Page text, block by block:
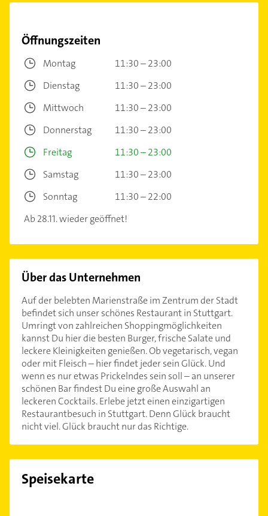
Öffnungszeiten
Montag
11:30 – 23:00
Dienstag
11:30 – 23:00
Mittwoch
11:30 – 23:00
Donnerstag
11:30 – 23:00
Freitag
11:30 – 23:00
Samstag
11:30 – 23:00
Sonntag
11:30 – 22:00
Ab 28.11. wieder geöffnet!
Über das Unternehmen
Auf der belebten Marienstraße im Zentrum der Stadt
befindet sich unser schönes Restaurant in Stuttgart.
Umringt von zahlreichen Shoppingmöglichkeiten
kannst Du hier die besten Burger, frische Salate und
leckere Kleinigkeiten genießen. Ob vegetarisch, vegan
oder mit Fleisch – hier findet jeder sein Glück. Und
wenn es nur etwas Prickelndes sein soll – an unserer
schönen Bar findest Du eine große Auswahl an
leckeren Cocktails. Erlebe jetzt einen einzigartigen
Restaurantbesuch in Stuttgart. Denn Glück braucht
nicht viel. Glück braucht nur das Richtige.
Speisekarte